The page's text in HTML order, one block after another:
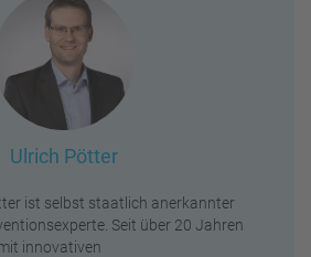
Ulrich Pötter
ist selbst staatlich anerkannter
Seit über 20 Jahren
innovativen